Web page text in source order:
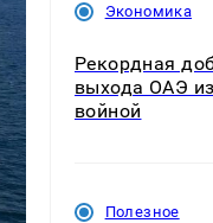
Экономика
Рекордная
выхода ОАЭ
войной
Полезное